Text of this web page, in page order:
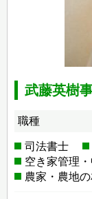
武藤英樹
職種
司法書士
空き家管理
農家・農地